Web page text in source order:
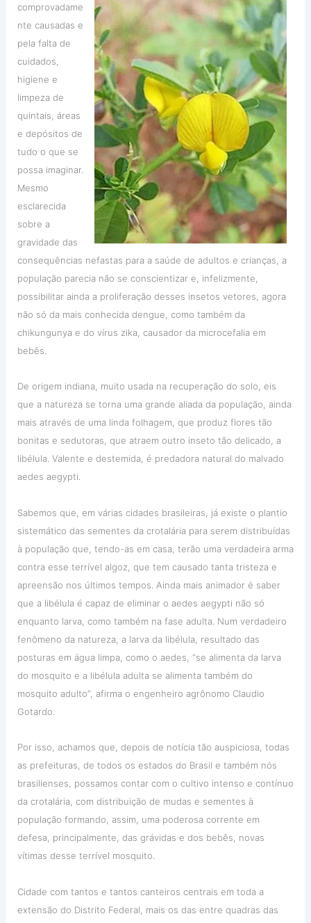
comprovadame
nte causadas e
pela falta de
cuidados,
higiene e
limpeza de
quintais, áreas
e depósitos de
tudo o que se
possa imaginar.
Mesmo
esclarecida
sobre a
gravidade das
consequências nefastas para a saúde de adultos e crianças, a
população parecia não se conscientizar e, infelizmente,
possibilitar ainda a proliferação desses insetos vetores, agora
não só da mais conhecida dengue, como também da
chikungunya e do vírus zika, causador da microcefalia em
bebês.
De origem indiana, muito usada na recuperação do solo, eis
que a natureza se torna uma grande aliada da população, ainda
mais através de uma linda folhagem, que produz flores tão
bonitas e sedutoras, que atraem outro inseto tão delicado, a
libélula. Valente e destemida, é predadora natural do malvado
aedes aegypti.
Sabemos que, em várias cidades brasileiras, já existe o plantio
sistemático das sementes da crotalária para serem distribuídas
à população que, tendo-as em casa, terão uma verdadeira arma
contra esse terrível algoz, que tem causado tanta tristeza e
apreensão nos últimos tempos. Ainda mais animador é saber
que a libélula é capaz de eliminar o aedes aegypti não só
enquanto larva, como também na fase adulta. Num verdadeiro
fenômeno da natureza, a larva da libélula, resultado das
posturas em água limpa, como o aedes, “se alimenta da larva
do mosquito e a libélula adulta se alimenta também do
mosquito adulto”, afirma o engenheiro agrônomo Claudio
Gotardo.
Por isso, achamos que, depois de notícia tão auspiciosa, todas
as prefeituras, de todos os estados do Brasil e também nós
brasilienses, possamos contar com o cultivo intenso e contínuo
da crotalária, com distribuição de mudas e sementes à
população formando, assim, uma poderosa corrente em
defesa, principalmente, das grávidas e dos bebês, novas
vítimas desse terrível mosquito.
Cidade com tantos e tantos canteiros centrais em toda a
extensão do Distrito Federal, mais os das entre quadras das